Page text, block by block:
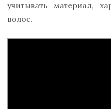
учитывать материал,
волос.